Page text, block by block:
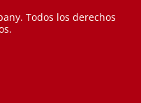
Todos los derechos